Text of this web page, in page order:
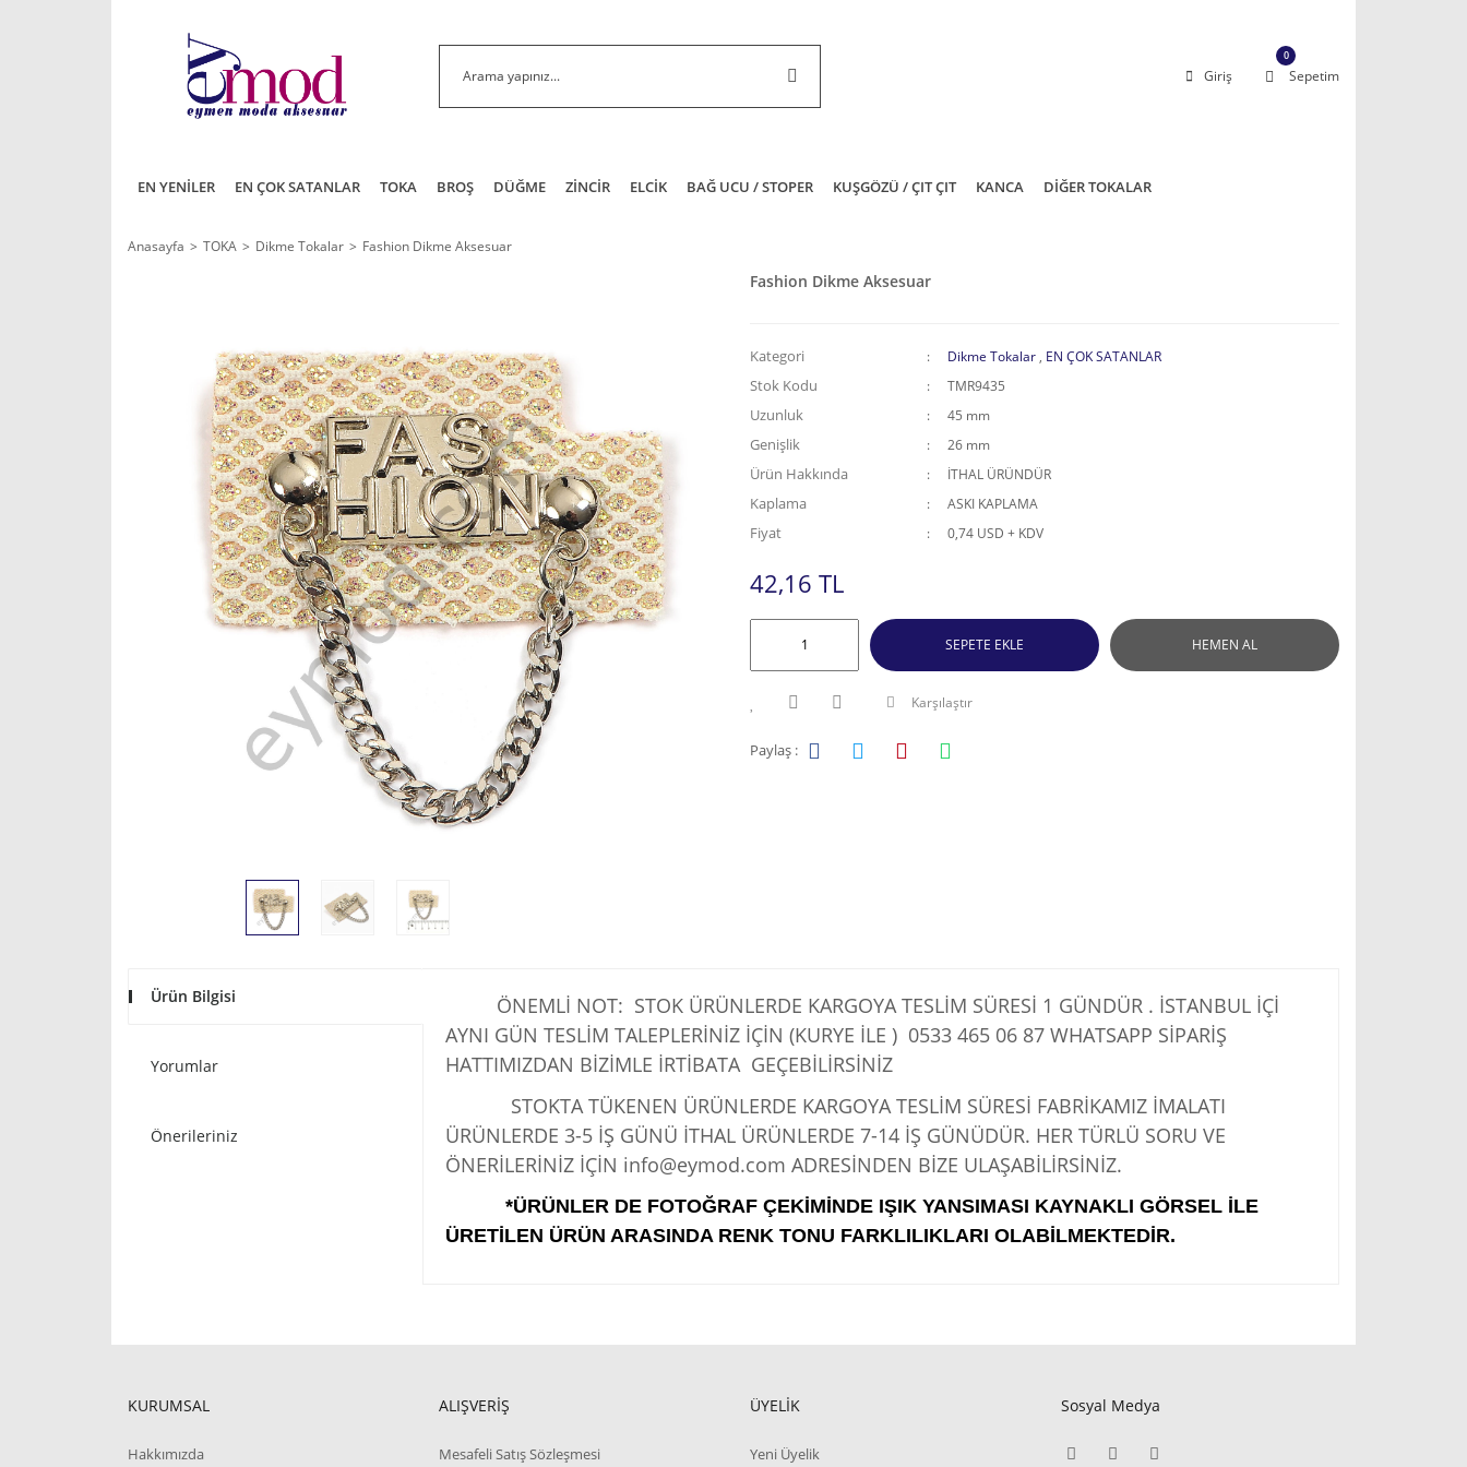
Giriş Sepetim
0
EN YENİLER EN ÇOK SATANLAR TOKA BROŞ DÜĞME ZİNCİR ELCİK BAĞ UCU / STOPER KUŞGÖZÜ / ÇIT ÇIT KANCA DİĞER TOKALAR
Anasayfa TOKA Dikme Tokalar Fashion Dikme Aksesuar
Fashion Dikme Aksesuar
Kategori Dikme Tokalar , EN ÇOK SATANLAR
Stok Kodu TMR9435
Uzunluk 45 mm
Genişlik 26 mm
Ürün Hakkında İTHAL ÜRÜNDÜR
Kaplama ASKI KAPLAMA
Fiyat 0,74 USD + KDV
42,16 TL
SEPETE EKLE HEMEN AL
Karşılaştır
Paylaş :
Ürün Bilgisi
Yorumlar
Önerileriniz
ÖNEMLİ NOT: STOK ÜRÜNLERDE KARGOYA TESLİM SÜRESİ 1 GÜNDÜR . İSTANBUL İÇİ
AYNI GÜN TESLİM TALEPLERİNİZ İÇİN (KURYE İLE ) 0533 465 06 87 WHATSAPP SİPARİŞ
HATTIMIZDAN BİZİMLE İRTİBATA GEÇEBİLİRSİNİZ
STOKTA TÜKENEN ÜRÜNLERDE KARGOYA TESLİM SÜRESİ FABRİKAMIZ İMALATI
ÜRÜNLERDE 3-5 İŞ GÜNÜ İTHAL ÜRÜNLERDE 7-14 İŞ GÜNÜDÜR. HER TÜRLÜ SORU VE
ÖNERİLERİNİZ İÇİN info@eymod.com ADRESİNDEN BİZE ULAŞABİLİRSİNİZ.
*ÜRÜNLER DE FOTOĞRAF ÇEKİMİNDE IŞIK YANSIMASI KAYNAKLI GÖRSEL İLE
ÜRETİLEN ÜRÜN ARASINDA RENK TONU FARKLILIKLARI OLABİLMEKTEDİR.
KURUMSAL
Hakkımızda
ALIŞVERİŞ
Mesafeli Satış Sözleşmesi
ÜYELİK
Yeni Üyelik
Sosyal Medya